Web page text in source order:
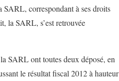
SARL, correspondant à ses droits
la SARL, s’est retrouvée
SARL ont toutes deux déposé, en
le résultat fiscal 2012 à hauteur